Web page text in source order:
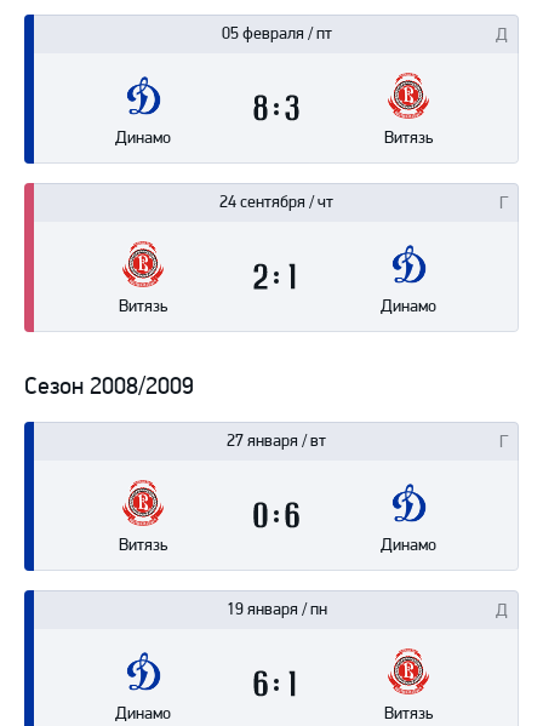
05 февраля / пт
Динамо
8
Витязь
3
24 сентября / чт
Витязь
2
Динамо
Сезон 2008/2009
27 января / вт
Витязь
0
Динамо
6
19 января / пн
Динамо
6
Витязь